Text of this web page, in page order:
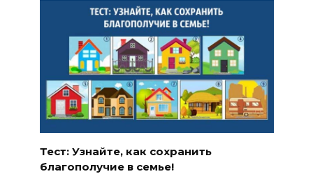
Тест: Узнайте, как сохранить
благополучие в семье!